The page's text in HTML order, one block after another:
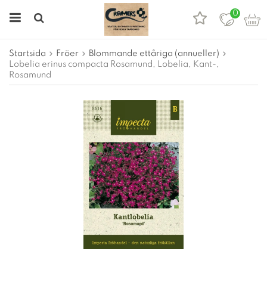
0
Startsida Fröer
Blommande ettåriga (annueller)
Lobelia erinus compacta Rosamund, Lobelia, Kant-,
Rosamund